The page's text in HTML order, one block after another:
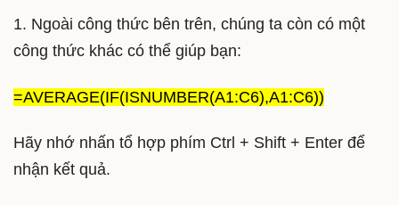
1. Ngoài công thức bên trên, chúng ta còn có một
công thức khác có thể giúp bạn:
=AVERAGE(IF(ISNUMBER(A1:C6),A1:C6))
Hãy nhớ nhấn tổ hợp phím Ctrl + Shift + Enter để
nhận kết quả.